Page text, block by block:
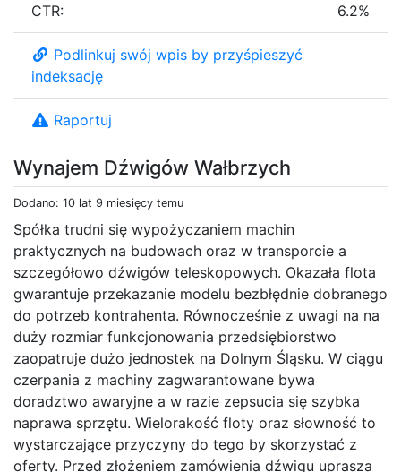
Wynajem Dźwigów Wałbrzych
Dodano: 10 lat 9 miesięcy temu
Spółka trudni się wypożyczaniem machin
praktycznych na budowach oraz w transporcie a
szczegółowo dźwigów teleskopowych. Okazała flota
gwarantuje przekazanie modelu bezbłędnie dobranego
do potrzeb kontrahenta. Równocześnie z uwagi na na
duży rozmiar funkcjonowania przedsiębiorstwo
zaopatruje dużo jednostek na Dolnym Śląsku. W ciągu
czerpania z machiny zagwarantowane bywa
doradztwo awaryjne a w razie zepsucia się szybka
naprawa sprzętu. Wielorakość floty oraz słowność to
wystarczające przyczyny do tego by skorzystać z
oferty. Przed złożeniem zamówienia dźwigu uprasza
CTR: 6.2%
Podlinkuj swój wpis by przyśpieszyć
indeksację
Raportuj